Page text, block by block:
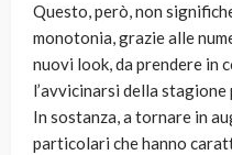
Questo, però, non
monotonia, grazie alle
nuovi look, da prendere in
l’avvicinarsi della
In sostanza, a tornare in
particolari che hanno